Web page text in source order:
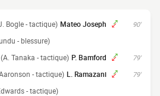
90'
Mateo Joseph
Bogle - tactique)
- blessure)
79'
P. Bamford
(A. Tanaka - tactique)
79'
L. Ramazani
- tactique)
- tactique)